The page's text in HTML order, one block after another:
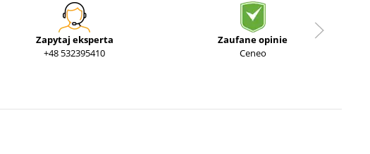
Zapytaj eksperta
+48 532395410
Zaufane opinie
Ceneo